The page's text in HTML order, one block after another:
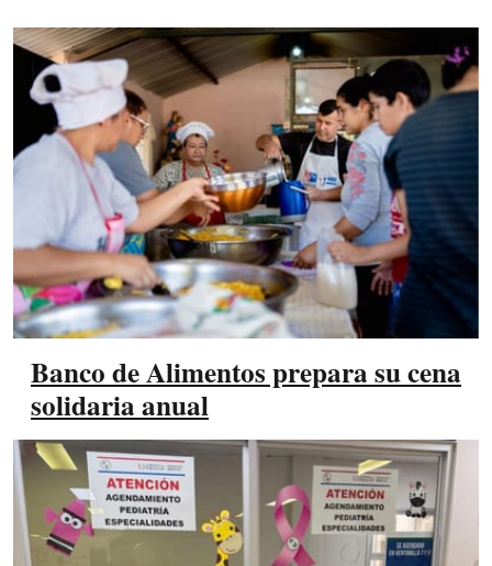
Banco de Alimentos prepara su cena
solidaria anual